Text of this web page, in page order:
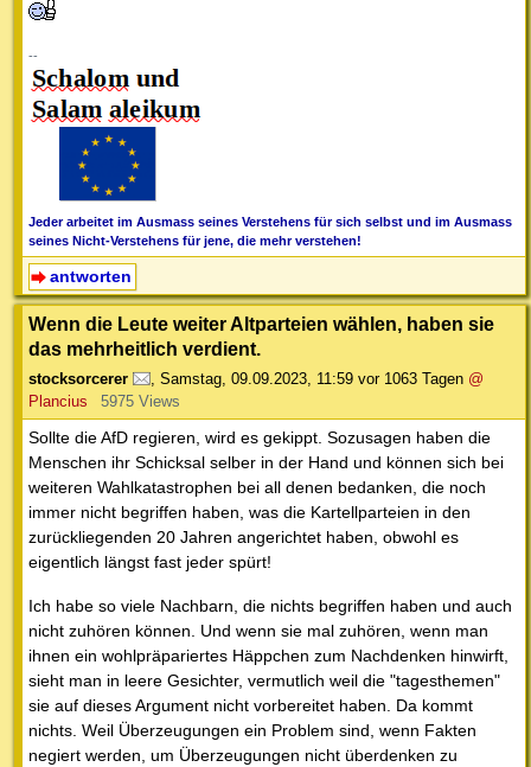
--
Jeder arbeitet im Ausmass seines Verstehens für sich selbst und im Ausmass
seines Nicht-Verstehens für jene, die mehr verstehen!
antworten
Wenn die Leute weiter Altparteien wählen, haben sie
das mehrheitlich verdient.
stocksorcerer , Samstag, 09.09.2023, 11:59 vor 1063 Tagen @
Plancius
5975 Views
Sollte die AfD regieren, wird es gekippt. Sozusagen haben die
Menschen ihr Schicksal selber in der Hand und können sich bei
weiteren Wahlkatastrophen bei all denen bedanken, die noch
immer nicht begriffen haben, was die Kartellparteien in den
zurückliegenden 20 Jahren angerichtet haben, obwohl es
eigentlich längst fast jeder spürt!
Ich habe so viele Nachbarn, die nichts begriffen haben und auch
nicht zuhören können. Und wenn sie mal zuhören, wenn man
ihnen ein wohlpräpariertes Häppchen zum Nachdenken hinwirft,
sieht man in leere Gesichter, vermutlich weil die "tagesthemen"
sie auf dieses Argument nicht vorbereitet haben. Da kommt
nichts. Weil Überzeugungen ein Problem sind, wenn Fakten
negiert werden, um Überzeugungen nicht überdenken zu